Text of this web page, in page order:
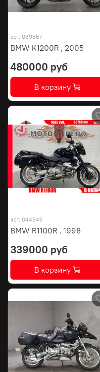
арт. 039567
BMW K1200R , 2005
480000 руб
В корзину
арт. 044549
BMW R1100R , 1998
339000 руб
В корзину